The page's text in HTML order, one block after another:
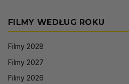
FILMY WEDŁUG ROKU
Filmy 2028
Filmy 2027
Filmy 2026